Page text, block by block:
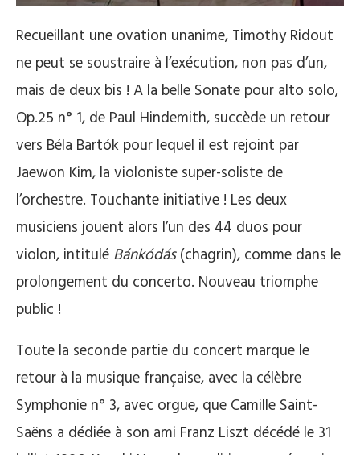
Recueillant une ovation unanime, Timothy Ridout
ne peut se soustraire à l’exécution, non pas d’un,
mais de deux bis ! A la belle Sonate pour alto solo,
Op.25 n° 1, de Paul Hindemith, succède un retour
vers Béla Bartók pour lequel il est rejoint par
Jaewon Kim, la violoniste super-soliste de
l’orchestre. Touchante initiative ! Les deux
musiciens jouent alors l’un des 44 duos pour
violon, intitulé Bánkódás(chagrin), comme dans le
prolongement du concerto. Nouveau triomphe
public !
Toute la seconde partie du concert marque le
retour à la musique française, avec la célèbre
Symphonie n° 3, avec orgue, que Camille Saint-
Saëns a dédiée à son ami Franz Liszt décédé le 31